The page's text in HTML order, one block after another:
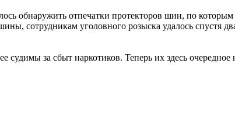
обнаружить отпечатки протекторов шин, по
сотрудникам уголовного розыска удалось спустя
за сбыт наркотиков. Теперь их здесь очередное